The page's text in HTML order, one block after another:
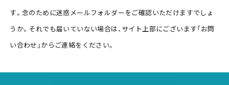
す。念のために迷惑メールフォルダーをご確認いただけますでしょ
うか。それでも届いていない場合は、サイト上部にございます「お問
い合わせ」からご連絡をください。